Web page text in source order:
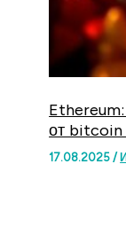
Ethereum:
от bitcoin
17.08.2025/